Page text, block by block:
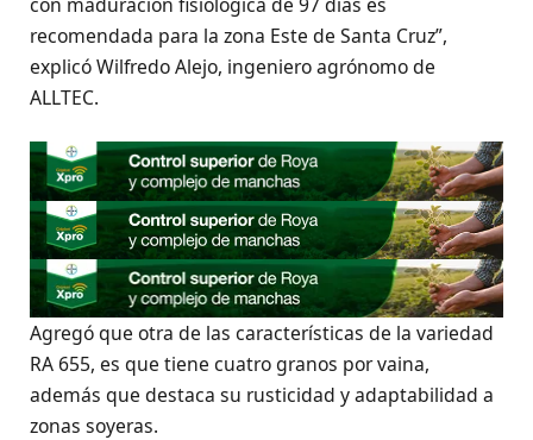
recomendada para la zona Este de Santa Cruz”,
explicó Wilfredo Alejo, ingeniero agrónomo de
ALLTEC.
Agregó que otra de las características de la variedad
RA 655, es que tiene cuatro granos por vaina,
además que destaca su rusticidad y adaptabilidad a
zonas soyeras.